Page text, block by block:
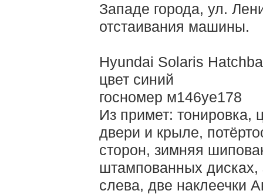
Западе города, ул.
отстаивания машины.
Hyundai Solaris
цвет синий
госномер м146уе178
Из примет: тонировка,
двери и крыле,
сторон, зимняя
штампованных дисках,
слева, две наклеечки